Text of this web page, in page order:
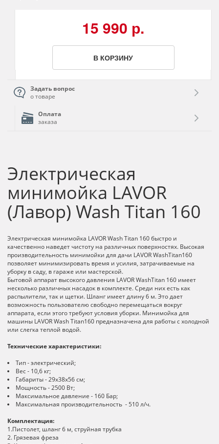
15 990 р.
В КОРЗИНУ
Задать вопрос
о товаре
Оплата
заказа
Электрическая
минимойка LAVOR
(Лавор) Wash Titan 160
Электрическая минимойка LAVOR Wash Titan 160 быстро и
качественно наведет чистоту на различных поверхностях. Высокая
производительность минимойки для дачи LAVOR WashTitan160
позволяет минимизировать время и усилия, затрачиваемые на
уборку в саду, в гараже или мастерской.
Бытовой аппарат высокого давления LAVOR WashTitan 160 имеет
несколько различных насадок в комплекте. Среди них есть как
распылители, так и щетки. Шланг имеет длину 6 м. Это дает
возможность пользователю свободно перемещаться вокруг
аппарата, если этого требуют условия уборки. Минимойка для
машины LAVOR Wash Titan160 предназначена для работы с холодной
или слегка теплой водой.
Технические характеристики:
Тип - электрический;
Вес - 10,6 кг;
Габариты - 29x38x56 см;
Мощность - 2500 Вт;
Максимальное давление - 160 Бар;
Максимальная производительность - 510 л/ч.
Комплектация:
1.Пистолет, шланг 6 м, струйная трубка
2. Грязевая фреза